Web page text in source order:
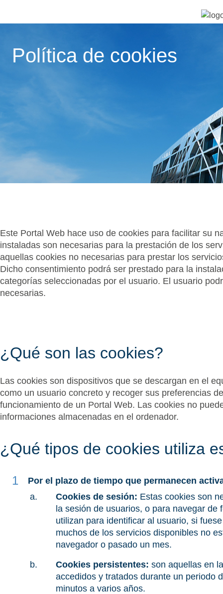
Política de cookies
Este Portal Web hace uso de cookies para facilitar su
instaladas son necesarias para la prestación de los
aquellas cookies no necesarias para prestar los
Dicho consentimiento podrá ser prestado para la
categorías seleccionadas por el usuario. El usuario
necesarias.
¿Qué son las cookies?
Las cookies son dispositivos que se descargan en el
como un usuario concreto y recoger sus preferencias
funcionamiento de un Portal Web. Las cookies no
informaciones almacenadas en el ordenador.
¿Qué tipos de cookies utiliza
Por el plazo de tiempo que permanecen
Cookies de sesión: Estas cookies son
la sesión de usuarios, o para navegar
utilizan para identificar al usuario, si
muchos de los servicios disponibles no
navegador o pasado un mes.
Cookies persistentes: son aquellas en
accedidos y tratados durante un periodo
minutos a varios años.